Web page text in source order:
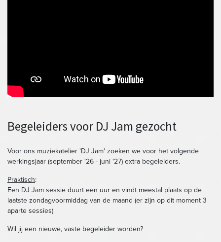
Begeleiders voor DJ Jam gezocht
Voor ons muziekatelier 'DJ Jam' zoeken we voor het volgende
werkingsjaar (september '26 - juni '27) extra begeleiders.
Praktisch:
Een DJ Jam sessie duurt een uur en vindt meestal plaats op de
laatste zondagvoormiddag van de maand (er zijn op dit moment 3
aparte sessies)
Wil jij een nieuwe, vaste begeleider worden?